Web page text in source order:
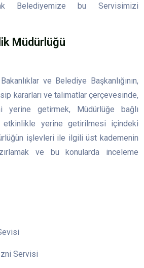
Belediyemize bu Servisimizi
Müdürlüğü
ve Belediye Başkanlığının,
kararları ve talimatlar çerçevesinde,
yerine getirmek, Müdürlüğe bağlı
yerine getirilmesi içindeki
işlevleri ile ilgili üst kademenin
ve bu konularda inceleme
Servisi